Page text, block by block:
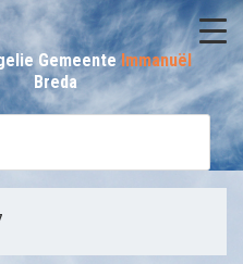
GemeenteImmanuël
Breda